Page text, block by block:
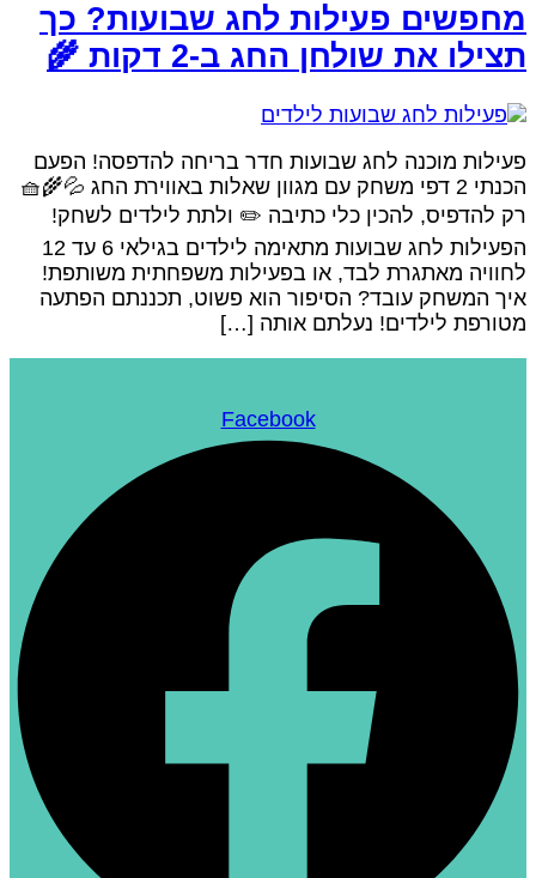
פעילות לחג שבועות? כך
את שולחן החג ב-2 דקות 🌾
מוכנה לחג שבועות חדר בריחה להדפסה! הפעם
הכנתי 2 דפי משחק עם מגוון שאלות באווירת החג 💦🌾🧺
להדפיס, להכין כלי כתיבה ✏️ ולתת לילדים לשחק!
הפעילות לחג שבועות מתאימה לילדים בגילאי 6 עד 12
מאתגרת לבד, או בפעילות משפחתית משותפת!
המשחק עובד? הסיפור הוא פשוט, תכננתם הפתעה
לילדים! נעלתם אותה […]
Facebook